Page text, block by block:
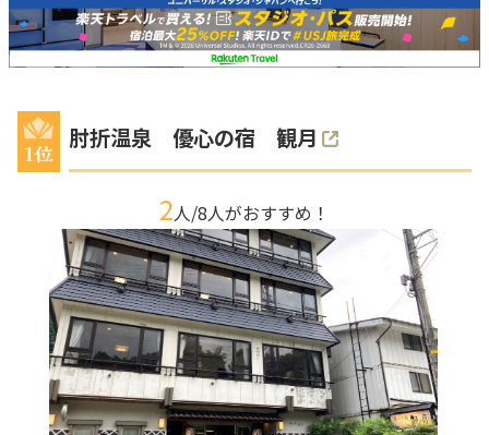
肘折温泉 優心の宿 観月
2人/8人がおすすめ！